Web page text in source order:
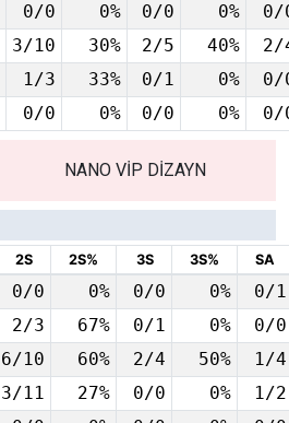
0/0 0% 0/0 0% 0/
3/10 30% 2/5 40% 2/
1/3 33% 0/1 0% 0/
0/0 0% 0/0 0% 0/
NANO VİP DİZAYN
2S 2S% 3S 3S% SA
0/0 0% 0/0 0% 0/1
2/3 67% 0/1 0% 0/0
6/10 60% 2/4 50% 1/4
3/11 27% 0/0 0% 1/2